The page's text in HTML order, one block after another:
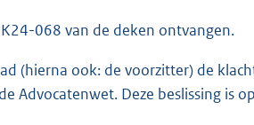
068 van de deken ontvangen.
(hierna ook: de voorzitter) de
Advocatenwet. Deze beslissing is